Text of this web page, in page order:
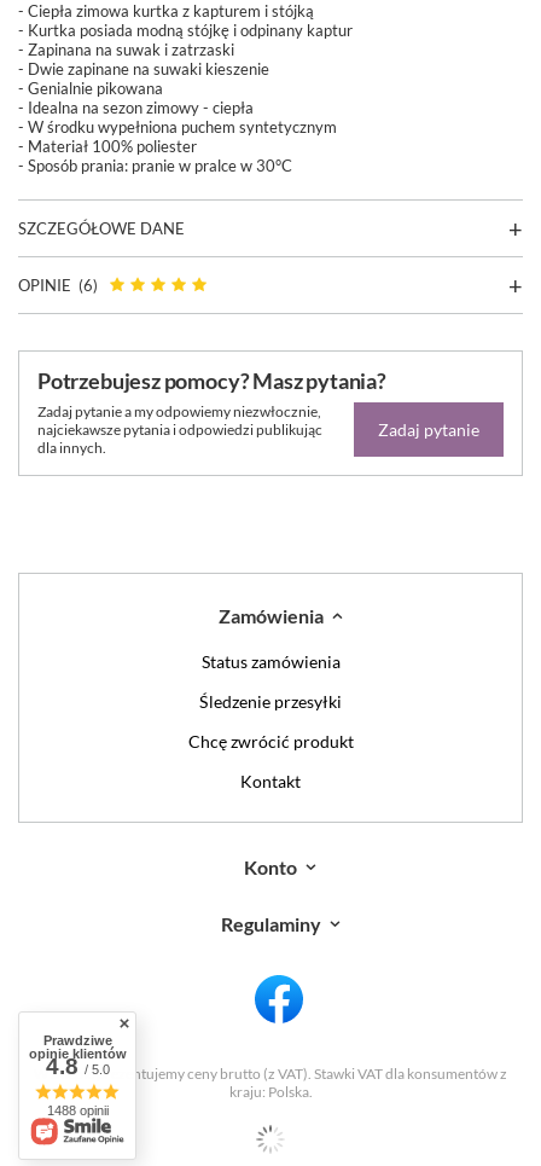
- Ciepła zimowa kurtka z kapturem i stójką
- Kurtka posiada modną stójkę i odpinany kaptur
- Zapinana na suwak i zatrzaski
- Dwie zapinane na suwaki kieszenie
- Genialnie pikowana
- Idealna na sezon zimowy - ciepła
- W środku wypełniona puchem syntetycznym
- Materiał 100% poliester
- Sposób prania: pranie w pralce w 30°C
SZCZEGÓŁOWE DANE
OPINIE (6)
Potrzebujesz pomocy? Masz pytania?
Zadaj pytanie a my odpowiemy niezwłocznie,
najciekawsze pytania i odpowiedzi publikując
dla innych.
Zadaj pytanie
Zamówienia
Status zamówienia
Śledzenie przesyłki
Chcę zwrócić produkt
Kontakt
Konto
Regulaminy
W sklepie prezentujemy ceny brutto (z VAT). Stawki VAT dla konsumentów z
kraju: Polska.
Prawdziwe
opinie klientów
4.8/ 5.0
1488 opinii